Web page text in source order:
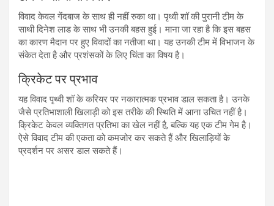
विवाद केवल गेंदबाज के साथ ही नहीं रुका था। पृथ्वी शॉ की पुरानी टीम के
साथी दिनेश लाड के साथ भी उनकी बहस हुई। माना जा रहा है कि इस बहस
का कारण मैदान पर हुए विवादों का नतीजा था। यह उनकी टीम में विभाजन के
संकेत देता है और प्रशंसकों के लिए चिंता का विषय है।
क्रिकेट पर प्रभाव
यह विवाद पृथ्वी शॉ के करियर पर नकारात्मक प्रभाव डाल सकता है। उनके
जैसे प्रतिभाशाली खिलाड़ी को इस तरीके की स्थिति में आना उचित नहीं है।
क्रिकेट केवल व्यक्तिगत प्रतिभा का खेल नहीं है, बल्कि यह एक टीम गेम है।
ऐसे विवाद टीम की एकता को कमजोर कर सकते हैं और खिलाड़ियों के
प्रदर्शन पर असर डाल सकते हैं।